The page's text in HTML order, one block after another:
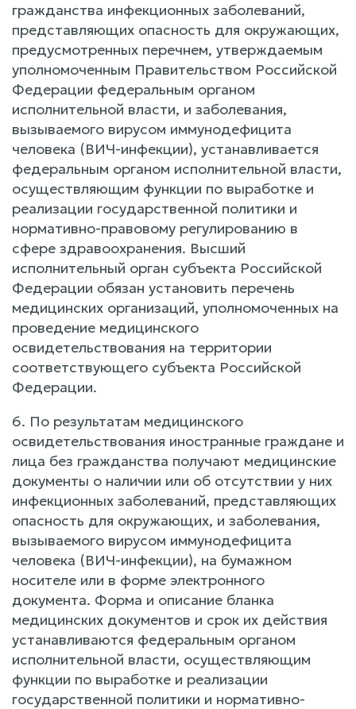
гражданства инфекционных заболеваний,
представляющих опасность для окружающих,
предусмотренных перечнем, утверждаемым
уполномоченным Правительством Российской
Федерации федеральным органом
исполнительной власти, и заболевания,
вызываемого вирусом иммунодефицита
человека (ВИЧ-инфекции), устанавливается
федеральным органом исполнительной власти,
осуществляющим функции по выработке и
реализации государственной политики и
нормативно-правовому регулированию в
сфере здравоохранения. Высший
исполнительный орган субъекта Российской
Федерации обязан установить перечень
медицинских организаций, уполномоченных на
проведение медицинского
освидетельствования на территории
соответствующего субъекта Российской
Федерации.
6. По результатам медицинского
освидетельствования иностранные граждане и
лица без гражданства получают медицинские
документы о наличии или об отсутствии у них
инфекционных заболеваний, представляющих
опасность для окружающих, и заболевания,
вызываемого вирусом иммунодефицита
человека (ВИЧ-инфекции), на бумажном
носителе или в форме электронного
документа. Форма и описание бланка
медицинских документов и срок их действия
устанавливаются федеральным органом
исполнительной власти, осуществляющим
функции по выработке и реализации
государственной политики и нормативно-